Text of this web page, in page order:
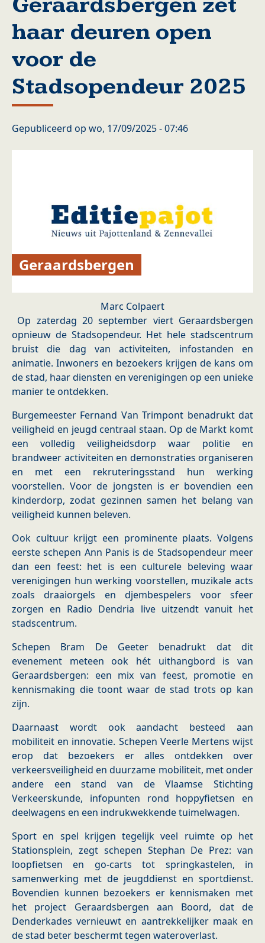
haar deuren open
voor de
Stadsopendeur 2025
Gepubliceerd op wo, 17/09/2025 - 07:46
Geraardsbergen
Marc Colpaert
Op zaterdag 20 september viert Geraardsbergen
opnieuw de Stadsopendeur. Het hele stadscentrum
bruist die dag van activiteiten, infostanden en
animatie. Inwoners en bezoekers krijgen de kans om
de stad, haar diensten en verenigingen op een unieke
manier te ontdekken.
Burgemeester Fernand Van Trimpont benadrukt dat
veiligheid en jeugd centraal staan. Op de Markt komt
een volledig veiligheidsdorp waar politie en
brandweer activiteiten en demonstraties organiseren
en met een rekruteringsstand hun werking
voorstellen. Voor de jongsten is er bovendien een
kinderdorp, zodat gezinnen samen het belang van
veiligheid kunnen beleven.
Ook cultuur krijgt een prominente plaats. Volgens
eerste schepen Ann Panis is de Stadsopendeur meer
dan een feest: het is een culturele beleving waar
verenigingen hun werking voorstellen, muzikale acts
zoals draaiorgels en djembespelers voor sfeer
zorgen en Radio Dendria live uitzendt vanuit het
stadscentrum.
Schepen Bram De Geeter benadrukt dat dit
evenement meteen ook hét uithangbord is van
Geraardsbergen: een mix van feest, promotie en
kennismaking die toont waar de stad trots op kan
zijn.
Daarnaast wordt ook aandacht besteed aan
mobiliteit en innovatie. Schepen Veerle Mertens wijst
erop dat bezoekers er alles ontdekken over
verkeersveiligheid en duurzame mobiliteit, met onder
andere een stand van de Vlaamse Stichting
Verkeerskunde, infopunten rond hoppyfietsen en
deelwagens en een indrukwekkende tuimelwagen.
Sport en spel krijgen tegelijk veel ruimte op het
Stationsplein, zegt schepen Stephan De Prez: van
loopfietsen en go-carts tot springkastelen, in
samenwerking met de jeugddienst en sportdienst.
Bovendien kunnen bezoekers er kennismaken met
het project Geraardsbergen aan Boord, dat de
Denderkades vernieuwt en aantrekkelijker maak en
de stad beter beschermt tegen wateroverlast.